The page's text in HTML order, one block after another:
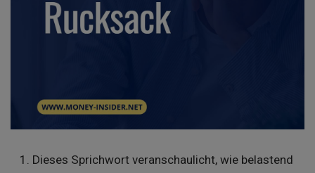
Dieses Sprichwort veranschaulicht, wie belastend